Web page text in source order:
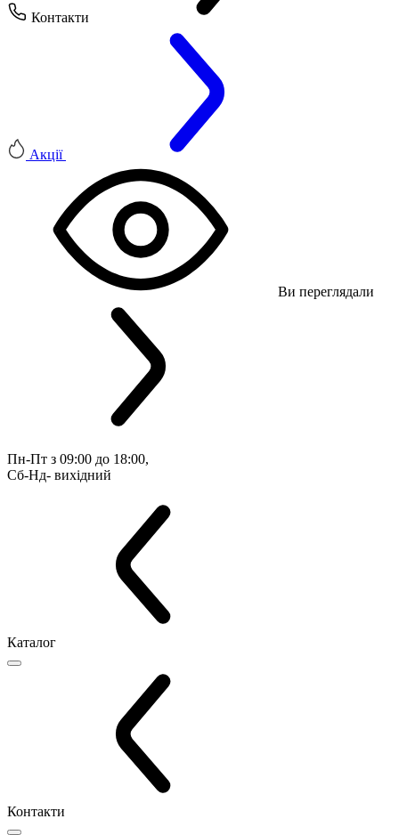
Контакти
Акції
Ви переглядали
Пн-Пт з 09:00 до 18:00,
Сб-Нд- вихідний
Каталог
Контакти